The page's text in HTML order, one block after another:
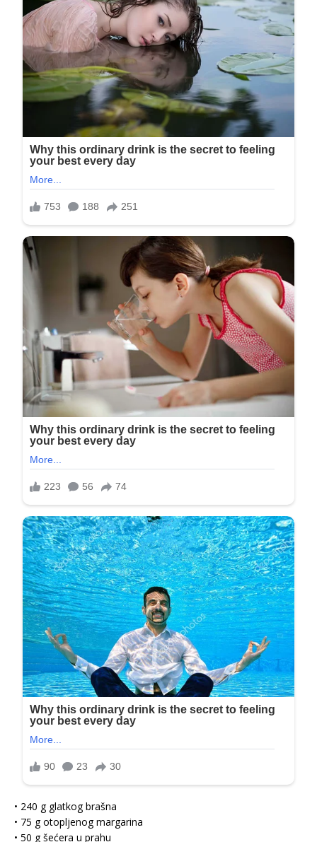
• 240 g glatkog brašna
• 75 g otopljenog margarina
• 50 g šećera u prahu